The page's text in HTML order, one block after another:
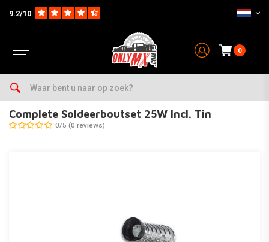
9.2/10
0
Home Onderhoud & Werkplaats
Complete Soldeerboutset 25W Incl. Tin
0/5 (0 reviews)